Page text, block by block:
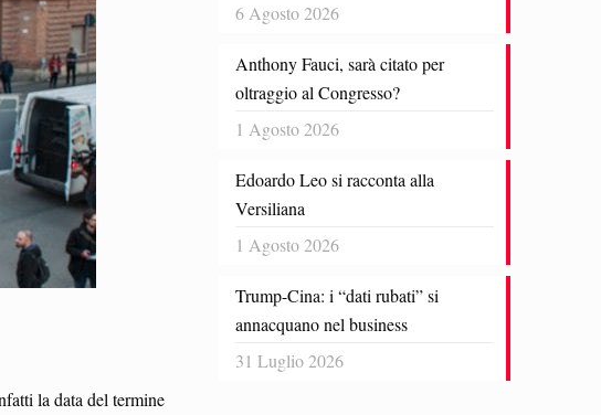
la data del termine
6 Agosto 2026
Anthony Fauci, sarà citato per
oltraggio al Congresso?
1 Agosto 2026
Edoardo Leo si racconta alla
Versiliana
1 Agosto 2026
Trump-Cina: i “dati rubati” si
annacquano nel business
31 Luglio 2026